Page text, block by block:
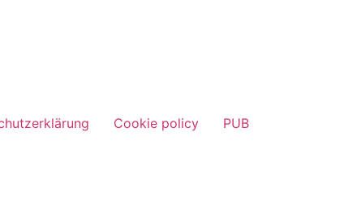
Cookie policy PUB